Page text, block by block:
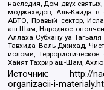
наследия, Дом двух
моджахедов, Аль-Каида в
АБТО, Правый сектор,
аш-Шам, Народное
Аллаха Субхану уа
Тавхида Валь-Джихад,
исломи,
Хайят Тахрир аш-Шам,
Источник:
http://
organizacii-i-